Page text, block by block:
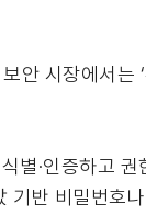
안 시장에서는 ‘
별·인증하고 권
반 비밀번호